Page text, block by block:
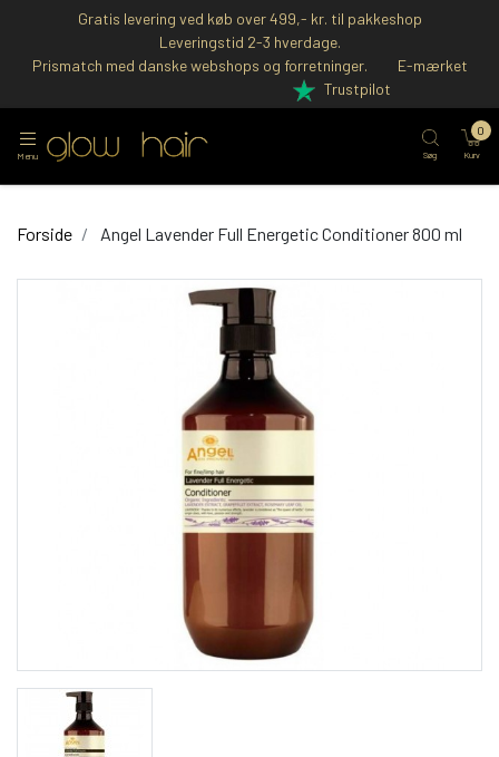
Gratis levering ved køb over 499,- kr. til pakkeshop
Leveringstid 2-3 hverdage.
Prismatch med danske webshops og forretninger.
E-mærket
Trustpilot
Menu Søg Kurv
0
Forside Angel Lavender Full Energetic Conditioner 800 ml